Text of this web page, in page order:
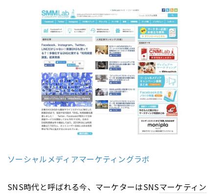
ソーシャルメディアマーケティングラボ
SNS時代と呼ばれる今、マーケターはSNSマーケティン